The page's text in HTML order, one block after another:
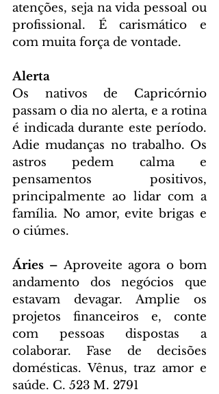
atenções, seja na vida pessoal ou
profissional. É carismático e
com muita força de vontade.
Alerta
Os nativos de Capricórnio
passam o dia no alerta, e a rotina
é indicada durante este período.
Adie mudanças no trabalho. Os
astros pedem calma e
pensamentos positivos,
principalmente ao lidar com a
família. No amor, evite brigas e
o ciúmes.
Áries – Aproveite agora o bom
andamento dos negócios que
estavam devagar. Amplie os
projetos financeiros e, conte
com pessoas dispostas a
colaborar. Fase de decisões
domésticas. Vênus, traz amor e
saúde. C. 523 M. 2791